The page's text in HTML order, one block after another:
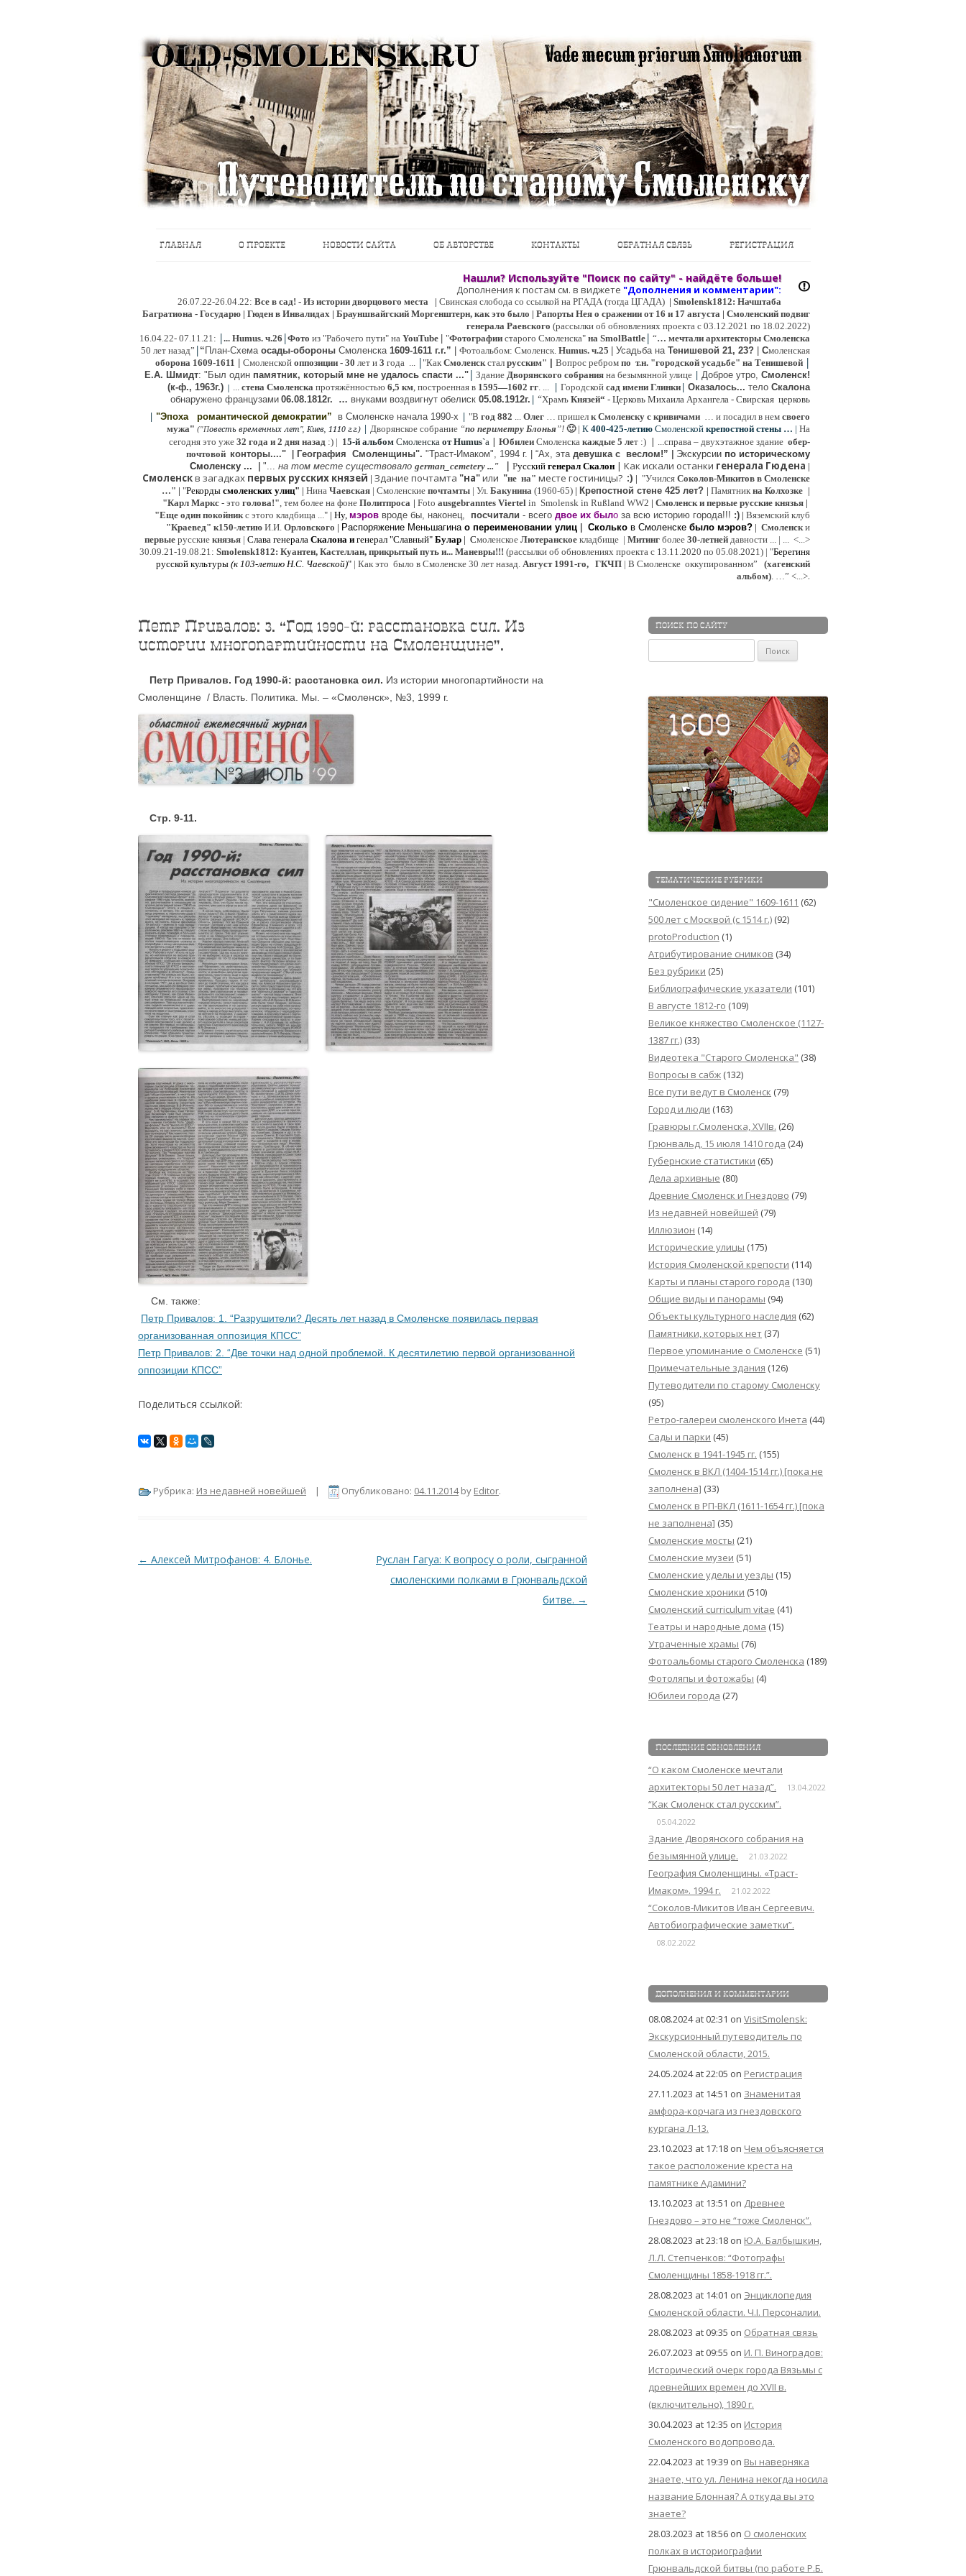
Старый Cмоленск
ГЛАВНАЯ О ПРОЕКТЕ НОВОСТИ САЙТА ОБ АВТОРСТВЕ КОНТАКТЫ ОБРАТНАЯ СВЯЗЬ РЕГИСТРАЦИЯ
Нашли? Используйте "Поиск по сайту" - найдёте больше!
Дополнения к постам см. в виджете "Дополнения и комментарии":
26.07.22-26.04.22: Все в сад! - Из истории дворцового места | Свинская слобода со ссылкой на РГАДА (тогда ЦГАДА) | Smolensk1812: Начштаба
Багратиона - Государю | Гюден в Инвалидах | Брауншвайгский Моргенштерн, как это было | Рапорты Нея о сражении от 16 и 17 августа | Смоленский подвиг
генерала Раевского (рассылки об обновлениях проекта с 03.12.2021 по 18.02.2022)
16.04.22- 07.11.21: |... Humus. ч.26 |Фото из "Рабочего пути" на YouTube "Фотографии старого Смоленска" на SmolBattle | “… мечтали архитекторы Смоленска
50 лет назад” | “ План-Схема осады-обороны Смоленска 1609-1611 г.г.” Фотоальбом: Смоленск. Humus. ч.25 | Усадьба на Тенишевой 21, 23? Смоленская
оборона 1609-1611 Смоленской оппозиции - 30 лет и 3 года ... |"Как Смоленскстал русским" Вопрос ребром по т.н. "городской усадьбе" на Тенишевой |
Е.А. Шмидт: "Был один памятник, который мне не удалось спасти ..." | Здание Дворянского собрания на безымянной улице | Доброе утро, Смоленск!
(к-ф., 1963г.) | ... стена Смоленска протяжённостью 6,5 км, построенная в 1595—1602 гг. ... | Городской сад имени Глинки | Оказалось... тело Скалона
обнаружено французами 06.08.1812г. … внуками воздвигнут обелиск 05.08.1912г. | “Храмъ Князей“ - Церковь Михаила Архангела - Свирская церковь
| "Эпохаромантической демократии” в Смоленске начала 1990-х | "В год 882 ... Олег … пришел к Смоленску с кривичами … и посадил в нем своего
мужа" ("Повесть временных лет", Киев, 1110 г.г.) | Дворянское собрание “по периметру Блонья”! 🙂| К 400-425-летию Смоленской крепостной стены … | На
сегодня это уже 32 года и 2 дня назад :) | 15-й альбом Смоленска от Humus`a | Юбилеи Смоленска каждые 5 лет :) | ...справа – двухэтажное здание обер-
почтовой конторы...." Гeография Cмоленщины". "Траст-Имаком", 1994 г. “Ах, эта девушка с веслом!” Экскурсии по историческому
Смоленску ...
"... на том месте существовало german_cemetery ..." | Русский генерал Скалон | Как искали останки генерала Гюдена |
Смоленскв загадках первых русских князей | Здание почтамта "на"или "не на" месте гостиницы? :) | "Учился Соколов-Микитов в Смоленске
…" | "Рекорды смоленских улиц" | Нина Чаевская | Смоленские почтамты | Ул. Бакунина (1960-65) | Крепостной стене 425 лет? | Памятник на Колхозке |
"Карл Маркс - это голова!", тем более на фоне Политпроса | Foto ausgebranntes Viertel in Smolensk in Rußland WW2 | Смоленск и первые русские князья |
"Еще один покойникс этого кладбища ..." | Ну, мэров вроде бы, наконец, посчитали - всего двое их было за всю историю города!!! :) | Вяземский клуб
"Краевед" к150-летию И.И. Орловского | Распоряжение Меньшагина о переименовании улиц Сколько в Смоленске было мэров? | Смоленски
первые русские князья | Слава генерала Скалона и генерал "Славный" Булар | Смоленское Лютерaнское кладбище | Митинг более 30-летней давности ... | ... <...>
30.09.21-19.08.21: Smolensk1812: Куантен, Кастеллан, прикрытый путь и... Маневры!!! (рассылки об обновлениях проекта с 13.11.2020 по 05.08.2021) | "Берегиня
русской культуры (к 103-летию Н.С. Чаевской)" | Как это было в Смоленске 30 лет назад. Август 1991-го, ГКЧП | В Смоленске оккупированном” (хагенский
альбом). …” <...>.
Петр Привалов: 3. “Год 1990-й: расстановка сил. Из
истории многопартийности на Смоленщине”.
Петр Привалов. Год 1990-й: расстановка сил. Из истории многопартийности на
Смоленщине / Власть. Политика. Мы. – «Смоленск», №3, 1999 г.
Стр. 9-11.
См. также:
Петр Привалов: 1. “Разрушители? Десять лет назад в Смоленске появилась первая
организованная оппозиция КПСС”
Петр Привалов: 2. “Две точки над одной проблемой. К десятилетию первой организованной
оппозиции КПСС”
Поделиться ссылкой:
Рубрика: Из недавней новейшей | Опубликовано: 04.11.2014by Editor.
Навигация по записям
← Алексей Митрофанов: 4. Блонье.
Руслан Гагуа: К вопросу о роли, сыгранной
смоленскими полками в Грюнвальдской
битве. →
ПОИСК ПО САЙТУ
ТЕМАТИЧЕСКИЕ РУБРИКИ
"Смоленское сидение" 1609-1611 (62)
500 лет с Москвой (c 1514 г.) (92)
protoProduction (1)
Атрибутирование снимков (34)
Без рубрики (25)
Библиографические указатели (101)
В августе 1812-го (109)
Великое княжество Смоленское (1127-
1387 гг.) (33)
Видеотека "Cтарого Смоленска" (38)
Вопросы в сабж (132)
Все пути ведут в Смоленск (79)
Город и люди (163)
Гравюры г.Смоленска, XVIIв. (26)
Грюнвальд, 15 июля 1410 года (24)
Губернские статистики (65)
Дела архивные (80)
Древние Смоленск и Гнездово (79)
Из недавней новейшей (79)
Иллюзион (14)
Исторические улицы (175)
История Смоленской крепости (114)
Карты и планы старого города (130)
Общие виды и панорамы (94)
Объекты культурного наследия (62)
Памятники, которых нет (37)
Первое упоминание о Смоленске (51)
Примечательные здания (126)
Путеводители по старому Смоленску
(95)
Ретро-галереи смоленского Инета (44)
Сады и парки (45)
Смоленск в 1941-1945 гг. (155)
Смоленск в ВКЛ (1404-1514 гг.) [пока не
заполнена] (33)
Смоленск в РП-ВКЛ (1611-1654 гг.) [пока
не заполнена] (35)
Смоленские мосты (21)
Смоленские музеи (51)
Смоленские уделы и уезды (15)
Смоленские хроники (510)
Смоленский сurriculum vitae (41)
Театры и народные дома (15)
Утраченные храмы (76)
Фотоальбомы старого Смоленска (189)
Фотоляпы и фотожабы (4)
Юбилеи города (27)
ПОСЛЕДНИЕ ОБНОВЛЕНИЯ
“О каком Смоленске мечтали
архитекторы 50 лет назад”.
13.04.2022
“Как Смоленск стал русским”.
05.04.2022
Здание Дворянского собрания на
безымянной улице.
21.03.2022
География Смоленщины. «Траст-
Имаком». 1994 г.
21.02.2022
“Соколов-Микитов Иван Сергеевич.
Автобиографические заметки”.
08.02.2022
ДОПОЛНЕНИЯ И КОММЕНТАРИИ
08.08.2024 at 02:31 on VisitSmolensk:
Экскурсионный путеводитель по
Смоленской области, 2015.
24.05.2024 at 22:05 on Регистрация
27.11.2023 at 14:51 on Знаменитая
амфора-корчага из гнездовского
кургана Л-13.
23.10.2023 at 17:18 on Чем объясняется
такое расположение креста на
памятнике Адамини?
13.10.2023 at 13:51 on Древнее
Гнездово – это не “тоже Смоленск”.
28.08.2023 at 23:18 on Ю.А. Балбышкин,
Л.Л. Степченков: “Фотографы
Смоленщины 1858-1918 гг.”.
28.08.2023 at 14:01 on Энциклопедия
Смоленской области. Ч.I. Персоналии.
28.08.2023 at 09:35 on Обратная связь
26.07.2023 at 09:55 on И. П. Виноградов:
Исторический очерк города Вязьмы с
древнейших времен до XVII в.
(включительно), 1890 г.
30.04.2023 at 12:35 on История
Смоленского водопровода.
22.04.2023 at 19:39 on Вы наверняка
знаете, что ул. Ленина некогда носила
название Блонная? А откуда вы это
знаете?
28.03.2023 at 18:56 on О смоленских
полках в историографии
Грюнвальдской битвы (по работе Р.Б.